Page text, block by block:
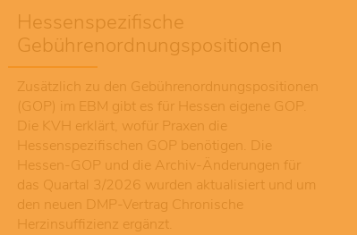
Hessenspezifische
Gebührenordnungspositionen
Zusätzlich zu den Gebührenordnungspositionen
(GOP) im EBM gibt es für Hessen eigene GOP.
Die KVH erklärt, wofür Praxen die
Hessenspezifischen GOP benötigen. Die
Hessen-GOP und die Archiv-Änderungen für
das Quartal 3/2026 wurden aktualisiert und um
den neuen DMP-Vertrag Chronische
Herzinsuffizienz ergänzt.